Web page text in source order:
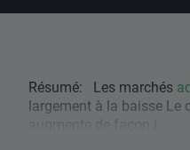
Résumé: Les marchés
largement à la baisse Le
augmente de façon i...